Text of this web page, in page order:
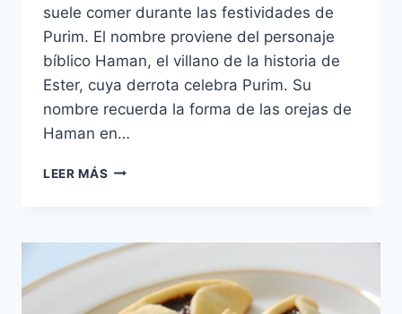
suele comer durante las festividades de
Purim. El nombre proviene del personaje
bíblico Haman, el villano de la historia de
Ester, cuya derrota celebra Purim. Su
nombre recuerda la forma de las orejas de
Haman en…
LEER MÁS OZNEI
CHOCOLATE